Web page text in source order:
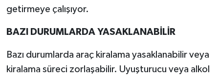
getirmeye çalışıyor.
BAZI DURUMLARDA YASAKLANABİLİR
Bazı durumlarda araç kiralama yasaklanabilir veya
kiralama süreci zorlaşabilir. Uyuşturucu veya alkol